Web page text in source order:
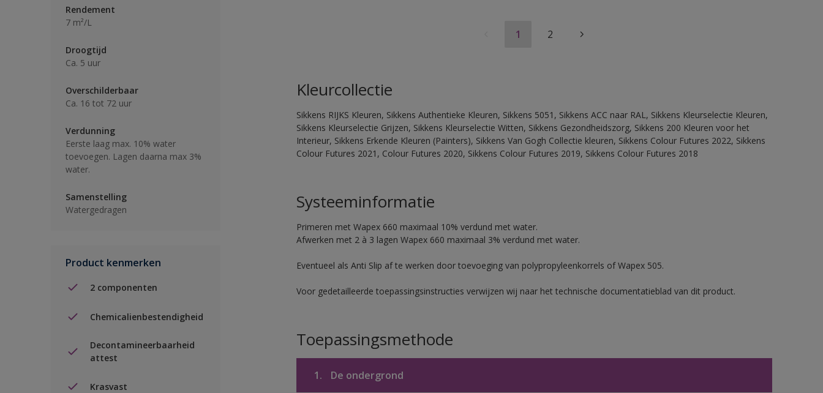
Rendement
7 m²/L
Droogtijd
Ca. 5 uur
Overschilderbaar
Ca. 16 tot 72 uur
Verdunning
Eerste laag max. 10% water
toevoegen. Lagen daarna max 3%
water.
Samenstelling
Watergedragen
Product kenmerken
2 componenten
Chemicalienbestendigheid
Decontamineerbaarheid
attest
Krasvast
1 2
Kleurcollectie
Sikkens RIJKS Kleuren, Sikkens Authentieke Kleuren, Sikkens 5051, Sikkens ACC naar RAL, Sikkens Kleurselectie Kleuren,
Sikkens Kleurselectie Grijzen, Sikkens Kleurselectie Witten, Sikkens Gezondheidszorg, Sikkens 200 Kleuren voor het
Interieur, Sikkens Erkende Kleuren (Painters), Sikkens Van Gogh Collectie kleuren, Sikkens Colour Futures 2022, Sikkens
Colour Futures 2021, Colour Futures 2020, Sikkens Colour Futures 2019, Sikkens Colour Futures 2018
Systeeminformatie
Primeren met Wapex 660 maximaal 10% verdund met water.
Afwerken met 2 à 3 lagen Wapex 660 maximaal 3% verdund met water.
Eventueel als Anti Slip af te werken door toevoeging van polypropyleenkorrels of Wapex 505.
Voor gedetailleerde toepassingsinstructies verwijzen wij naar het technische documentatieblad van dit product.
Toepassingsmethode
1. De ondergrond